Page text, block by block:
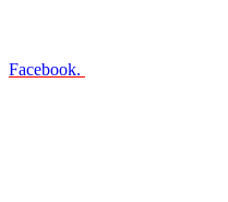
Facebook.